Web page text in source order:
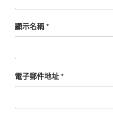
顯示名稱*
電子郵件地址*